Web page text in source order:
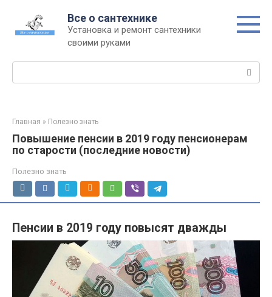
контенту
Все о сантехнике
Установка и ремонт сантехники
своими руками
Главная » Полезно знать
Повышение пенсии в 2019 году пенсионерам
по старости (последние новости)
Полезно знать
Пенсии в 2019 году повысят дважды